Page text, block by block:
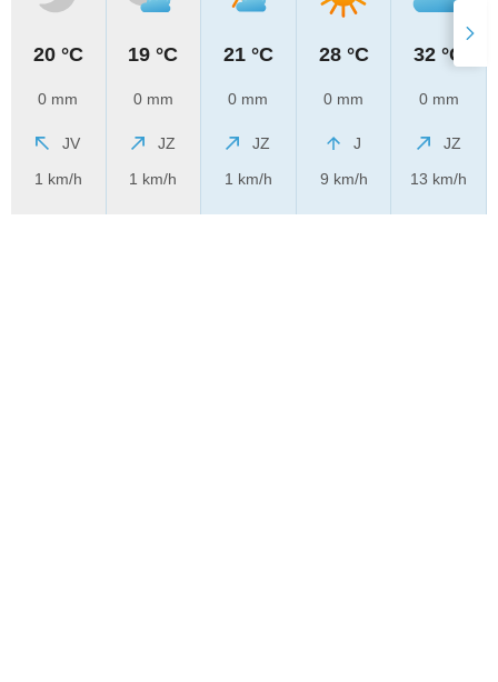
20 °C
0 mm
JV
1 km/h
19 °C
0 mm
JZ
1 km/h
21 °C
0 mm
JZ
1 km/h
28 °C
0 mm
J
9 km/h
32 °C
0 mm
JZ
13 km/h